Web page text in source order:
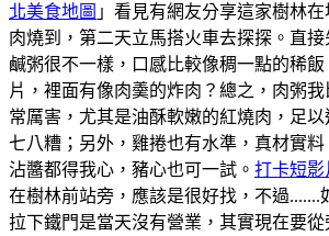
北美食地圖 」看見有網友分享這家樹林
肉燒到，第二天立馬搭火車去探探。直
鹹粥很不一樣，口感比較像稠一點的稀
片，裡面有像肉羮的炸肉？總之，肉粥
常厲害，尤其是油酥軟嫩的紅燒肉，足
七八糟；另外，雞捲也有水準，真材實
沾醬都得我心，豬心也可一試。 打卡短影
在樹林前站旁，應該是很好找，不過.......
拉下鐵門是當天沒有營業，其實現在要從